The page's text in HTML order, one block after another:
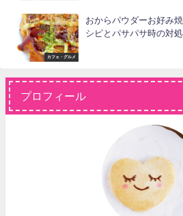
カフェ・グルメ
おからパウダーお好み
シピとパサパサ時の対処
プロフィール